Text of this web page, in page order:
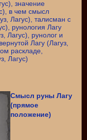
Смысл руны Лагу
(прямое
положение)